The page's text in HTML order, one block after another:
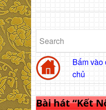
Bấm vào
chủ
Bài hát “Kết